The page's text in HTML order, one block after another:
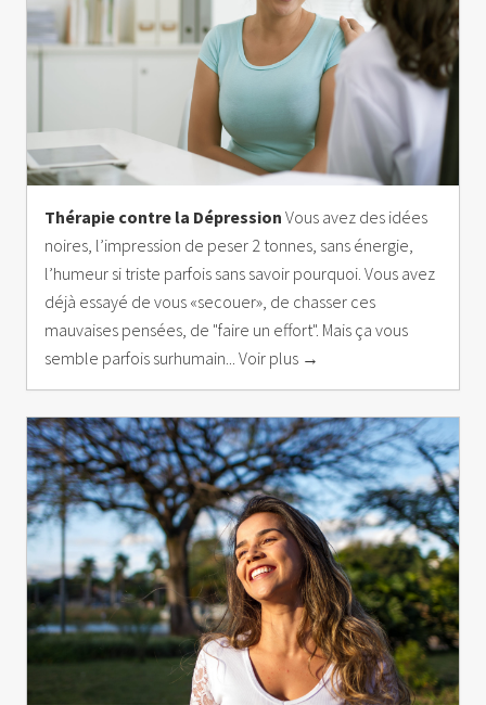
Thérapie contre la Dépression Vous avez des idées
noires, l’impression de peser 2 tonnes, sans énergie,
l’humeur si triste parfois sans savoir pourquoi. Vous avez
déjà essayé de vous «secouer», de chasser ces
mauvaises pensées, de "faire un effort". Mais ça vous
semble parfois surhumain... Voir plus →